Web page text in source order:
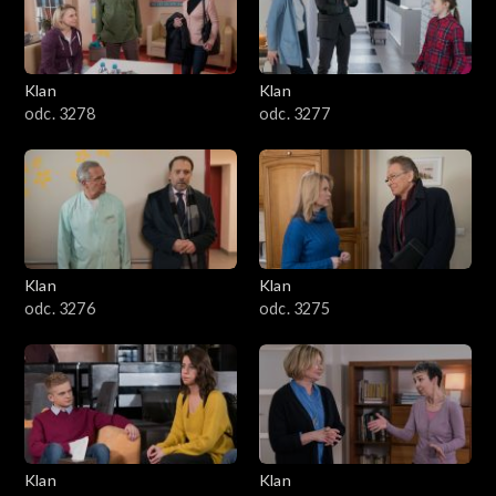
701–800
601–700
501–600
401–500
301–400
201–300
101–200
1–100
Klan
odc. 3278
Klan
odc. 3277
Klan
odc. 3276
Klan
odc. 3275
Klan
Klan